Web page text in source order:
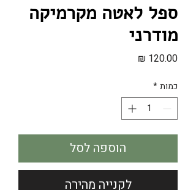
ספל לאטה מקרמיקה
מודרני
כמות*
הוספה לסל
לקנייה מהירה